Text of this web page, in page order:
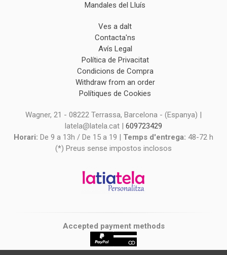
Mandales del Lluís
Ves a dalt
Contacta'ns
Avís Legal
Política de Privacitat
Condicions de Compra
Withdraw from an order
Polítiques de Cookies
Wagner, 21 - 08222 Terrassa, Barcelona - (Espanya) |
latela@latela.cat | 609723429
Horari: De 9 a 13h / De 15 a 19 | Temps d'entrega: 48-72 h
(*) Preus sense impostos inclosos
Accepted payment methods